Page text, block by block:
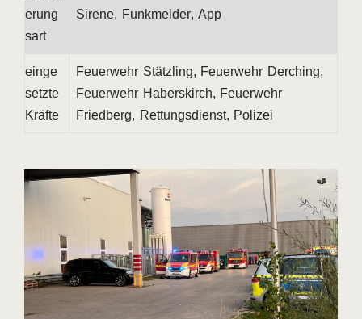
erung
sart
Sirene, Funkmelder, App
einge
setzte
Kräfte
Feuerwehr Stätzling, Feuerwehr Derching,
Feuerwehr Haberskirch, Feuerwehr
Friedberg, Rettungsdienst, Polizei